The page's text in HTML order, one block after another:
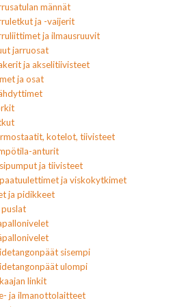
männät
ja -vaijerit
ja ilmausruuvit
jarruosat
ja akselitiivisteet
ja osat
kotelot, tiivisteet
anturit
ja tiivisteet
ja viskokytkimet
ja pidikkeet
sisempi
ulompi
linkit
ja ilmanottolaitteet